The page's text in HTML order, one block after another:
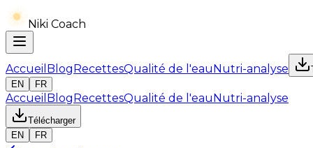
Niki Coach
Accueil BlogRecettesQualité de l'eauNutri-analyse
EN
FR
Accueil BlogRecettesQualité de l'eauNutri-analyse
Télécharger
EN
FR